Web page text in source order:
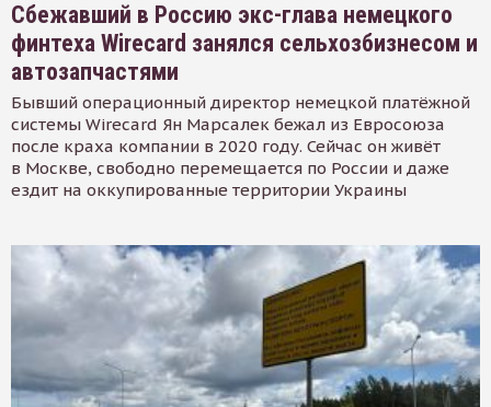
Сбежавший в Россию экс-глава немецкого
финтеха Wirecard занялся сельхозбизнесом и
автозапчастями
Бывший операционный директор немецкой платёжной
системы Wirecard Ян Марсалек бежал из Евросоюза
после краха компании в 2020 году. Сейчас он живёт
в Москве, свободно перемещается по России и даже
ездит на оккупированные территории Украины